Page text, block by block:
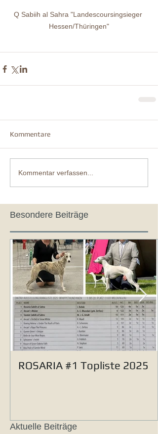
Q Sabiih al Sahra "Landescoursingsieger
Hessen/Thüringen"
Kommentare
Kommentar verfassen...
Besondere Beiträge
ROSARIA #1 Topliste 2025
Aktuelle Beiträge